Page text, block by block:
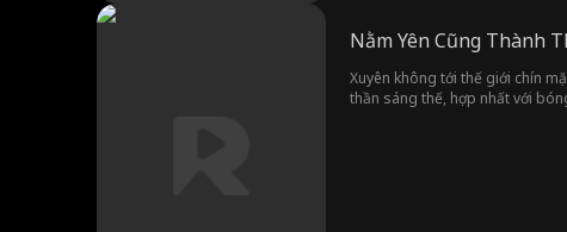
Nằm Yên Cũng Thành
Xuyên không tới thế giới chín
thần sáng thế, hợp nhất với